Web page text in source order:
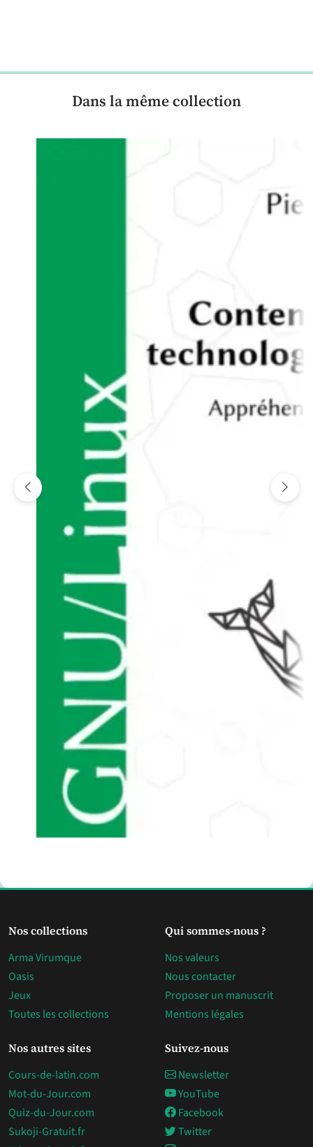
Dans la même collection
Nos collections
Arma Virumque
Oasis
Jeux
Toutes les collections
Qui sommes-nous ?
Nos valeurs
Nous contacter
Proposer un manuscrit
Mentions légales
Nos autres sites
Cours-de-latin.com
Mot-du-Jour.com
Quiz-du-Jour.com
Sukoji-Gratuit.fr
Suivez-nous
Newsletter
YouTube
Facebook
Twitter